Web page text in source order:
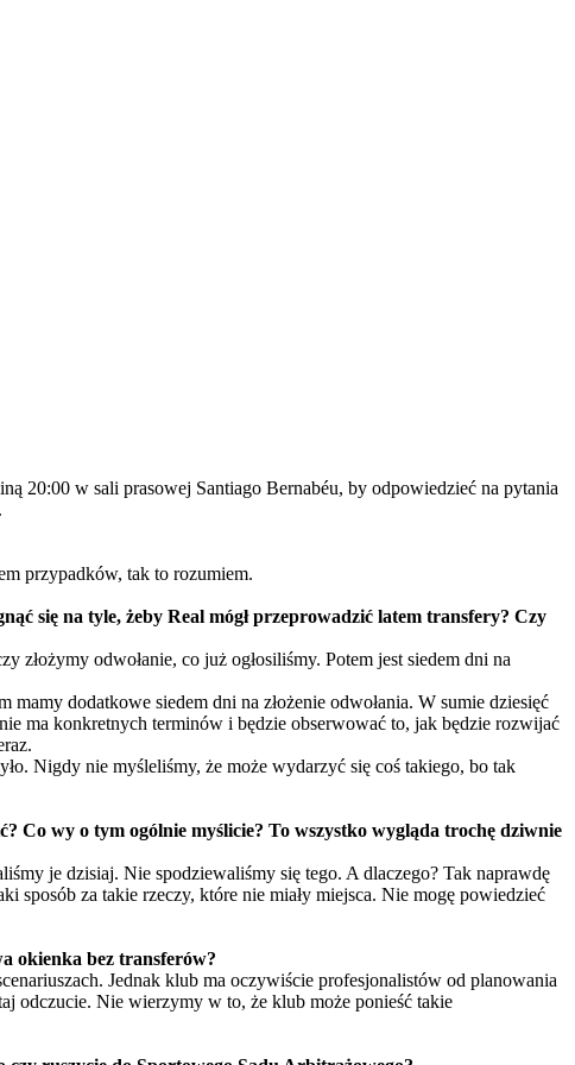
20:00 w sali prasowej Santiago Bernabéu, by odpowiedzieć na pytania
przypadków, tak to rozumiem.
się na tyle, żeby Real mógł przeprowadzić latem transfery? Czy
odwołanie, co już ogłosiliśmy. Potem jest siedem dni na
dodatkowe siedem dni na złożenie odwołania. W sumie dziesięć
ma konkretnych terminów i będzie obserwować to, jak będzie rozwijać
Nigdy nie myśleliśmy, że może wydarzyć się coś takiego, bo tak
Co wy o tym ogólnie myślicie? To wszystko wygląda trochę dziwnie
je dzisiaj. Nie spodziewaliśmy się tego. A dlaczego? Tak naprawdę
sposób za takie rzeczy, które nie miały miejsca. Nie mogę powiedzieć
okienka bez transferów?
Jednak klub ma oczywiście profesjonalistów od planowania
odczucie. Nie wierzymy w to, że klub może ponieść takie